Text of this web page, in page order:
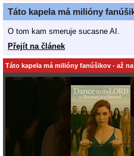
Táto kapela má milióny
O tom kam smeruje sucasne AI.
Přejít na článek
Táto kapela má milióny fanúšikov - až